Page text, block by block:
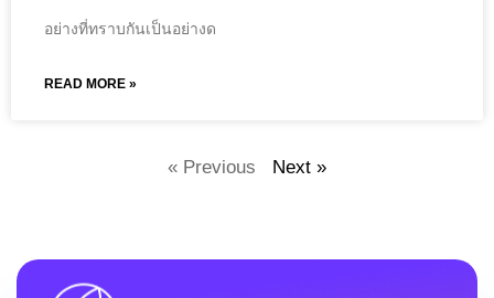
อย่างที่ทราบกันเป็นอย่างด
READ MORE »
« Previous Next »